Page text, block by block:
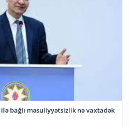
bağlı məsuliyyətsizlik nə vaxtadək